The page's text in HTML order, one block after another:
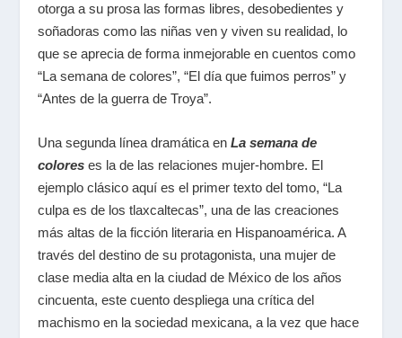
otorga a su prosa las formas libres, desobedientes y
soñadoras como las niñas ven y viven su realidad, lo
que se aprecia de forma inmejorable en cuentos como
“La semana de colores”, “El día que fuimos perros” y
“Antes de la guerra de Troya”.
Una segunda línea dramática enLa semana de
coloreses la de las relaciones mujer-hombre. El
ejemplo clásico aquí es el primer texto del tomo, “La
culpa es de los tlaxcaltecas”, una de las creaciones
más altas de la ficción literaria en Hispanoamérica. A
través del destino de su protagonista, una mujer de
clase media alta en la ciudad de México de los años
cincuenta, este cuento despliega una crítica del
machismo en la sociedad mexicana, a la vez que hace